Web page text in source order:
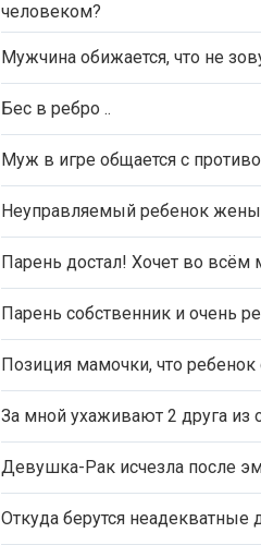
человеком?
Мужчина обижается, что не
Бес в ребро ..
Муж в игре общается с
Неуправляемый ребенок жены
Парень достал! Хочет во всём
Парень собственник и очень
Позиция мамочки, что
За мной ухаживают 2 друга из
Девушка-Рак исчезла после
Откуда берутся неадекватные